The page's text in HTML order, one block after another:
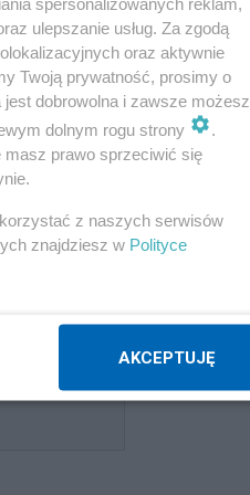
ulepszanie usług. Za zgodą
oraz aktywnie
Twoją prywatność, prosimy o
jest dobrowolna i zawsze możesz
dolnym rogu strony
.
masz prawo sprzeciwić się
z naszych serwisów
znajdziesz w Polityce
AKCEPTUJĘ